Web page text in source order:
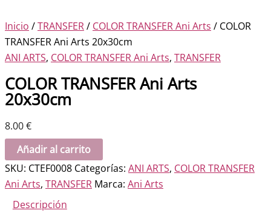
Inicio /TRANSFER/ COLOR TRANSFER Ani Arts / COLOR
TRANSFER Ani Arts 20x30cm
ANI ARTS, COLOR TRANSFER Ani Arts, TRANSFER
COLOR TRANSFER Ani Arts
20x30cm
8.00€
COLOR
TRANSFER
Ani
Arts
20x30cm
Añadir al carrito
SKU: CTEF0008 Categorías: ANI ARTS, COLOR TRANSFER
Ani Arts, TRANSFER Marca: Ani Arts
Descripción